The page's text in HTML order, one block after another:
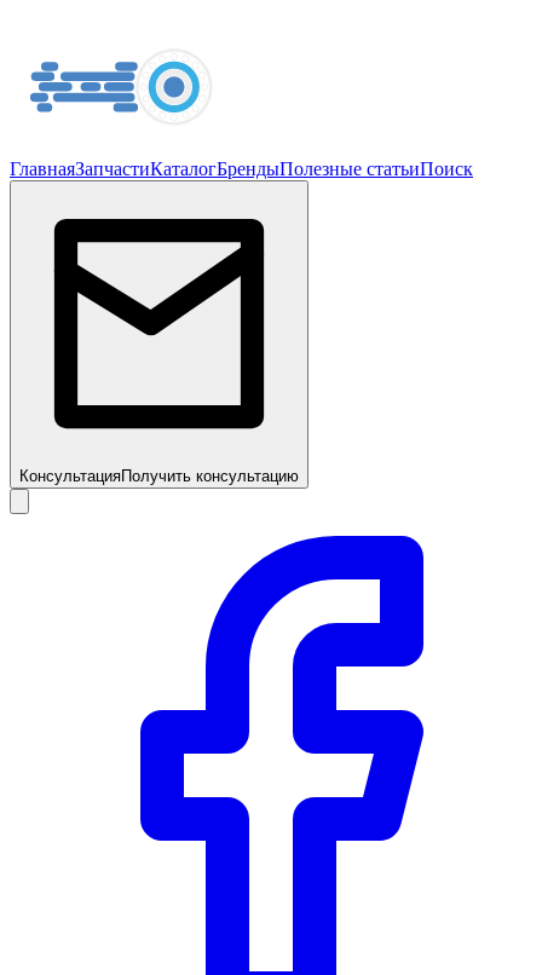
ГлавнаяЗапчастиКаталогБрендыПолезные статьиПоиск
КонсультацияПолучить консультацию